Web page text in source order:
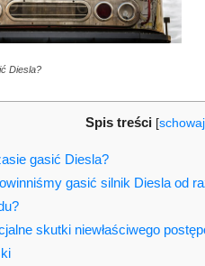
Diesla?
Spis treści [schowaj
gasić Diesla?
gasić silnik Diesla od
skutki niewłaściwego